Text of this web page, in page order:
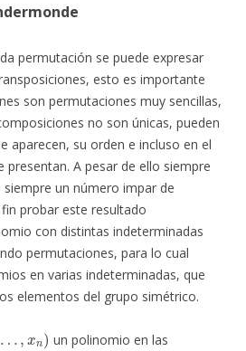
permutación se puede expresar
esto es importante
son permutaciones muy sencillas,
no son únicas, pueden
aparecen, su orden e incluso en el
A pesar de ello siempre
un número impar de
probar este resultado
con distintas indeterminadas
permutaciones, para lo cual
en varias indeterminadas, que
elementos del grupo simétrico.
un polinomio en las